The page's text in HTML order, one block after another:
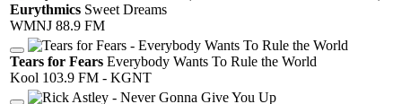
Eurythmics Sweet Dreams
WMNJ 88.9 FM
Tears for Fears Everybody Wants To Rule the World
Kool 103.9 FM - KGNT